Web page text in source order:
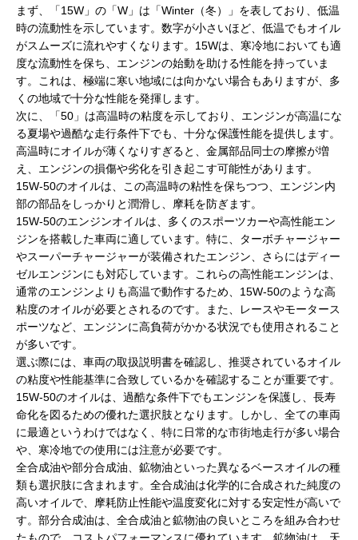
まず、「15W」の「W」は「Winter（冬）」を表しており、低温
時の流動性を示しています。数字が小さいほど、低温でもオイル
がスムーズに流れやすくなります。15Wは、寒冷地においても適
度な流動性を保ち、エンジンの始動を助ける性能を持っていま
す。これは、極端に寒い地域には向かない場合もありますが、多
くの地域で十分な性能を発揮します。
次に、「50」は高温時の粘度を示しており、エンジンが高温にな
る夏場や過酷な走行条件下でも、十分な保護性能を提供します。
高温時にオイルが薄くなりすぎると、金属部品同士の摩擦が増
え、エンジンの損傷や劣化を引き起こす可能性があります。
15W-50のオイルは、この高温時の粘性を保ちつつ、エンジン内
部の部品をしっかりと潤滑し、摩耗を防ぎます。
15W-50のエンジンオイルは、多くのスポーツカーや高性能エン
ジンを搭載した車両に適しています。特に、ターボチャージャー
やスーパーチャージャーが装備されたエンジン、さらにはディー
ゼルエンジンにも対応しています。これらの高性能エンジンは、
通常のエンジンよりも高温で動作するため、15W-50のような高
粘度のオイルが必要とされるのです。また、レースやモータース
ポーツなど、エンジンに高負荷がかかる状況でも使用されること
が多いです。
選ぶ際には、車両の取扱説明書を確認し、推奨されているオイル
の粘度や性能基準に合致しているかを確認することが重要です。
15W-50のオイルは、過酷な条件下でもエンジンを保護し、長寿
命化を図るための優れた選択肢となります。しかし、全ての車両
に最適というわけではなく、特に日常的な市街地走行が多い場合
や、寒冷地での使用には注意が必要です。
全合成油や部分合成油、鉱物油といった異なるベースオイルの種
類も選択肢に含まれます。全合成油は化学的に合成された純度の
高いオイルで、摩耗防止性能や温度変化に対する安定性が高いで
す。部分合成油は、全合成油と鉱物油の良いところを組み合わせ